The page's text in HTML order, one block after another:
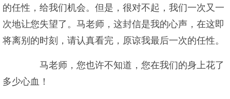
的任性，给我们机会。但是，很对不起，我们一次又一
次地让您失望了。马老师，这封信是我的心声，在这即
将离别的时刻，请认真看完，原谅我最后一次的任性。
马老师，您也许不知道，您在我们的身上花了
多少心血！